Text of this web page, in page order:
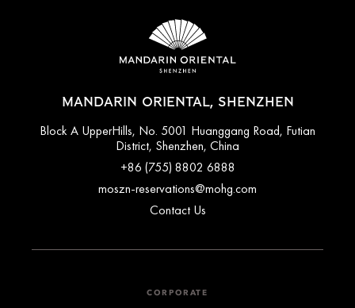
MANDARIN ORIENTAL, SHENZHEN
Block A UpperHills, No. 5001 Huanggang Road, Futian
District, Shenzhen, China
+86 (755) 8802 6888
moszn-reservations@mohg.com
Contact Us
CORPORATE